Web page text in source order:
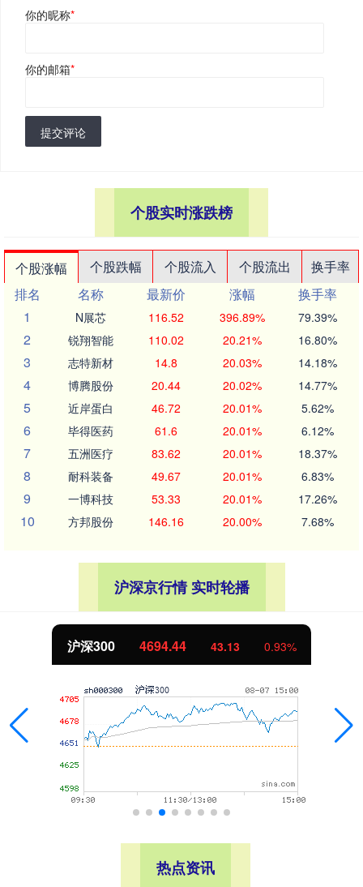
你的昵称*
你的邮箱*
提交评论
个股实时涨跌榜
个股涨幅 个股跌幅 个股流入 个股流出
换手率
排名
名称 最新价 涨幅
换手率
1
N展芯 116.52 396.89% 79.39%
2 锐翔智能 110.02 20.21% 16.80%
3 志特新材 14.8 20.03% 14.18%
4 博腾股份 20.44 20.02% 14.77%
5 近岸蛋白 46.72 20.01% 5.62%
6 毕得医药 61.6 20.01% 6.12%
7 五洲医疗 83.62 20.01% 18.37%
8 耐科装备 49.67 20.01% 6.83%
9 一博科技 53.33 20.01% 17.26%
10 方邦股份 146.16 20.00% 7.68%
沪深京行情 实时轮播
北证50 1134.24 11.37 1.01%
热点资讯